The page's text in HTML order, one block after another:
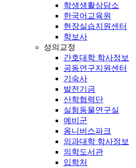
학생생활상담소
한국어교육원
현장실습지원센터
학보사
성의교정
간호대학 학사정보
공동연구지원센터
기숙사
발전기금
산학협력단
실험동물연구실
예비군
옴니버스파크
의과대학 학사정보
의학도서관
입학처